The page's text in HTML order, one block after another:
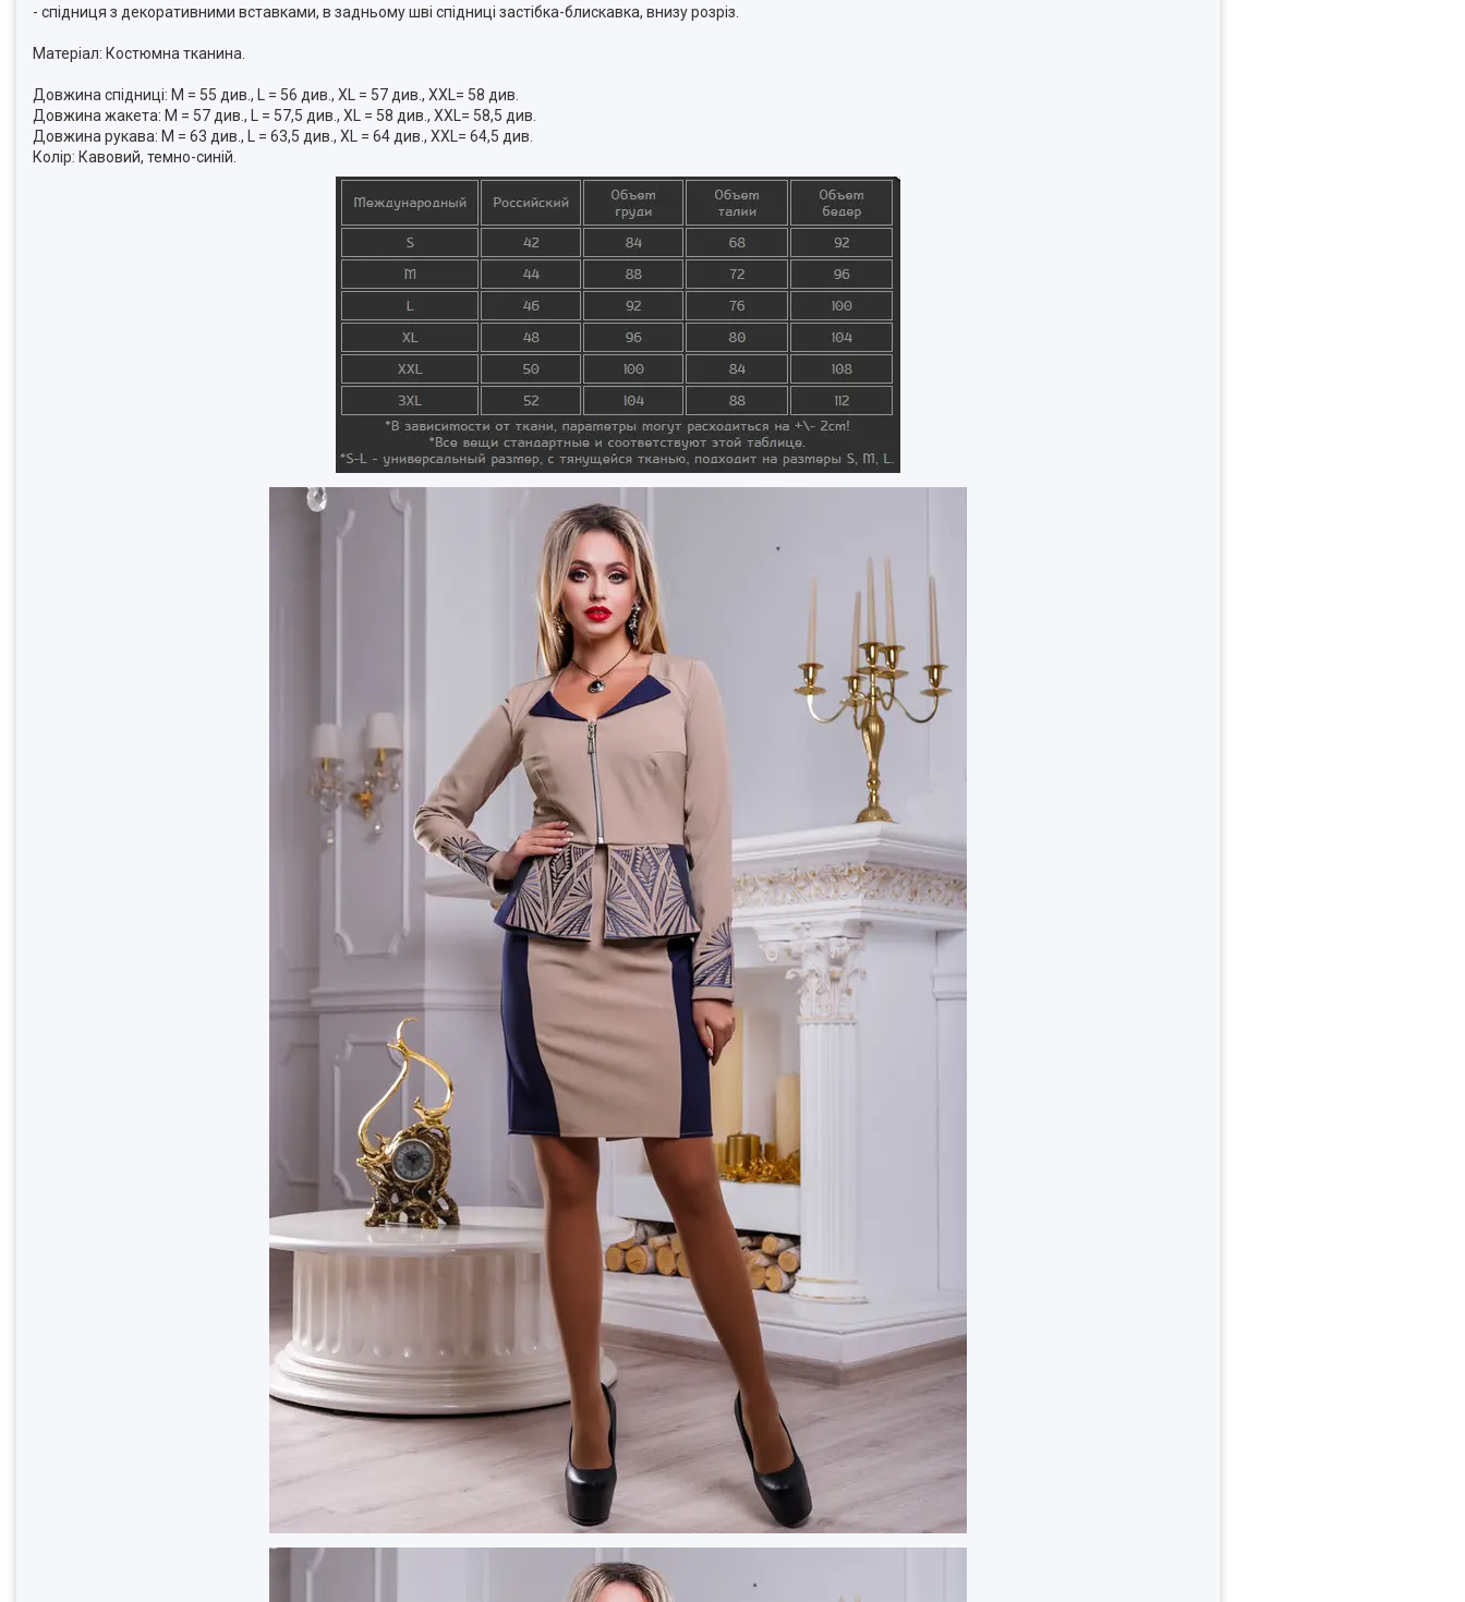
- спідниця з декоративними вставками, в задньому шві спідниці застібка-блискавка, внизу розріз.
Матеріал: Костюмна тканина.
Довжина спідниці: M = 55 див., L = 56 див., XL = 57 див., XXL= 58 див.
Довжина жакета: M = 57 див., L = 57,5 див., XL = 58 див., XXL= 58,5 див.
Довжина рукава: M = 63 див., L = 63,5 див., XL = 64 див., XXL= 64,5 див.
Колір: Кавовий, темно-синій.